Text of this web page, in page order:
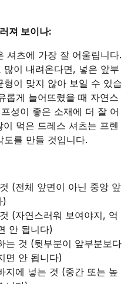
져 보이나:
셔츠에 가장 잘 어울립니다.
이 내려온다면, 넣은 앞부
이 맞지 않아 보일 수 있습
롭게 늘어뜨렸을 때 자연스
성이 좋은 소재에 더 잘 어
먹은 드레스 셔츠는 프렌
를 만들 것입니다.
(전체 앞면이 아닌 중앙 앞
)
(자연스러워 보여야지, 억
안 됩니다)
는 것 (뒷부분이 앞부분보다
면 안 됩니다)
지에 넣는 것 (중간 또는 높